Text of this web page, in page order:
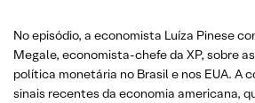
No episódio, a economista Luíza Pinese
Megale, economista-chefe da XP, sobre
política monetária no Brasil e nos EUA. A
sinais recentes da economia americana,